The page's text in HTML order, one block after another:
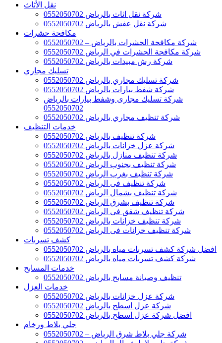
نقل الأثاث
شركة نقل اثاث بالرياض 0552050702
شركة نقل عفش بالرياض 0552050702
مكافحة حشرات
شركة مكافحة الحشرات بالرياض – 0552050702
شركة مكافحة الحشرات في الرياض 0552050702
شركة رش مبيدات بالرياض 0552050702
تسليك مجاري
شركة تسليك مجاري بالرياض 0552050702
شركة شفط بيارات بالرياض 0552050702
شركة تسليك مجارى وشفط بيارات بالرياض
0552050702
شركة تنظيف مجاري بالرياض 0552050702
خدمات التنظيف
شركة تنظيف بالرياض 0552050702
شركة عزل خزانات بالرياض 0552050702
شركة تنظيف منازل بالرياض 0552050702
شركة تنظيف بجنوب الرياض 0552050702
شركة تنظيف بغرب الرياض 0552050702
شركة تنظيف فى الرياض 0552050702
شركة تنظيف بشمال الرياض 0552050702
شركة تنظيف بشرق الرياض 0552050702
شركة تنظيف شقق فى الرياض 0552050702
شركة تنظيف خزانات بالرياض 0552050702
شركة تنظيف خزانات فى الرياض 0552050702
كشف تسربات
افضل شركة كشف تسربات مياه بالرياض 0552050702
شركة كشف تسربات مياه بالرياض 0552050702
خدمات المسابح
تنظيف وصيانة مسابح بالرياض 0552050702
خدمات العزل
شركة عزل خزانات بالرياض 0552050702
شركة عزل اسطح بالرياض 0552050702
افضل شركة عزل اسطح بالرياض 0552050702
جلي بلاط ورخام
شركة جلي بلاط شرق الرياض – 0552050702